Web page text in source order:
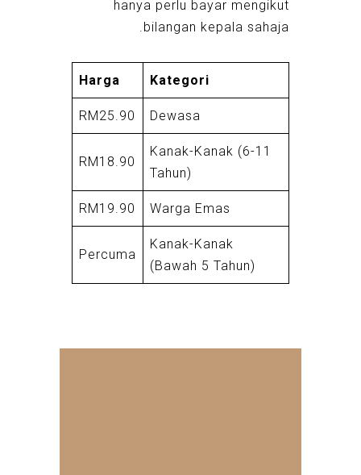
hanya perlu bayar mengikut
bilangan kepala sahaja.
Kategori
Harga
Dewasa
RM25.90
Kanak-Kanak (6-11
Tahun)
RM18.90
Warga Emas
RM19.90
Kanak-Kanak
(Bawah 5 Tahun)
Percuma